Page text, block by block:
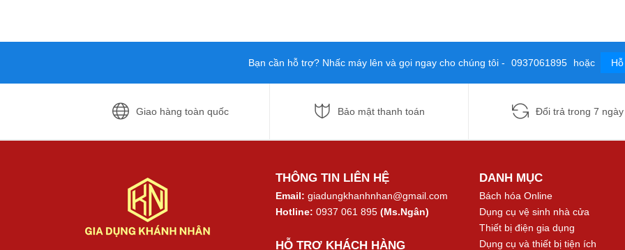
Bạn cần hỗ trợ? Nhấc máy lên và gọi ngay cho chúng tôi - 0937061895 hoặc
Giao hàng toàn quốc Bảo mật thanh toán Đổi trả trong 7 ngày
THÔNG TIN LIÊN HỆ
Email: giadungkhanhnhan@gmail.com
Hotline: 0937 061 895 (Ms.Ngân)
HỖ TRỢ KHÁCH HÀNG
DANH MỤC
Bách hóa Online
Dụng cụ vệ sinh nhà cửa
Thiết bị điện gia dụng
Dụng cụ và thiết bị tiện ích